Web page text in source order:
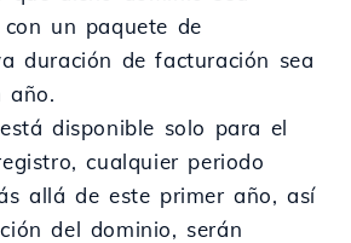
un paquete de
duración de facturación sea
año.
disponible solo para el
cualquier periodo
allá de este primer año, así
del dominio, serán